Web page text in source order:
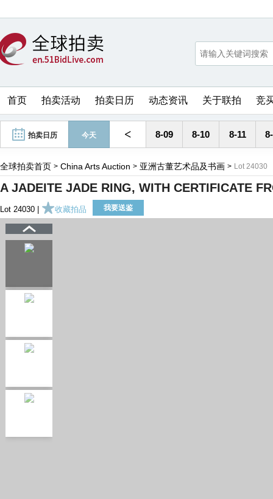
首页 拍卖活动 拍卖日历 动态资讯 关于联拍 竞
拍卖日历 今天 < 8-09 8-10 8-11
全球拍卖首页 > China Arts Auction > 亚洲古董艺术品及书画 > Lot 24030
A JADEITE JADE RING, WITH CERTIFICATE
Lot 24030 | 收藏拍品 我要送鉴